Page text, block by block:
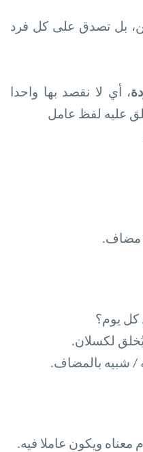
بل تصدق على كل فرد
، أي لا نقصد بها واحدا
عليه لفظ عامل
/ مضاف.
كل يوم؟
يُخلق لكسلان.
/ شبيه بالمضاف.
ويكون عاملا فيه.